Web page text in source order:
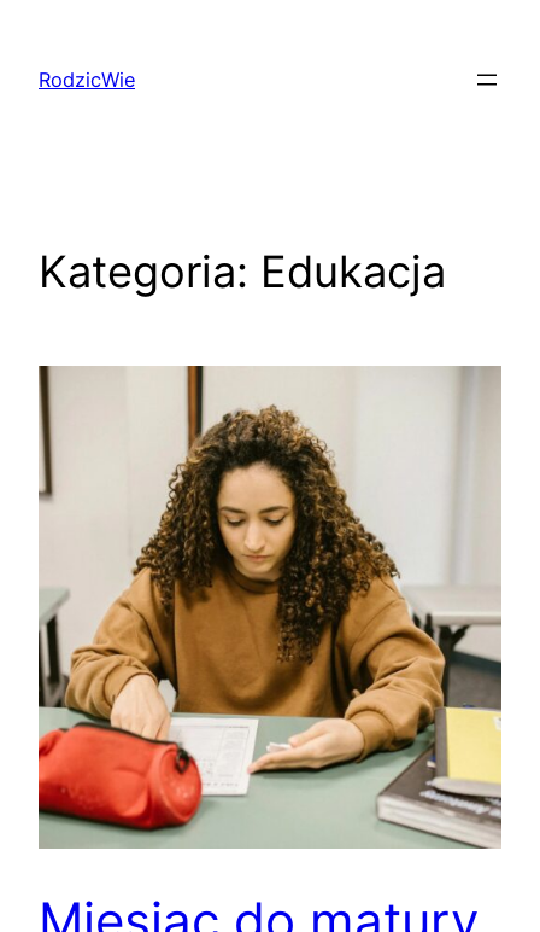
treściRodzicWie
Kategoria: Edukacja